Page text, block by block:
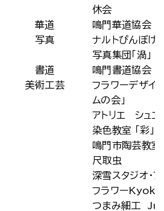
休会
華道
鳴門華道協会
写真
ナルトぴんぼけ
写真集団「渦」
書道
鳴門書道協会
美術工芸
フラワーデザイ
ムの会」
アトリエ シュエ
染色教室 「彩」
鳴門市陶芸教室
尺取虫
深雪スタジオ・ア
フラワーKyoko
つまみ細工